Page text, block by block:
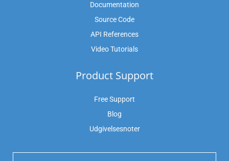
Documentation
Source Code
API References
Video Tutorials
Product Support
Free Support
Blog
Udgivelsesnoter